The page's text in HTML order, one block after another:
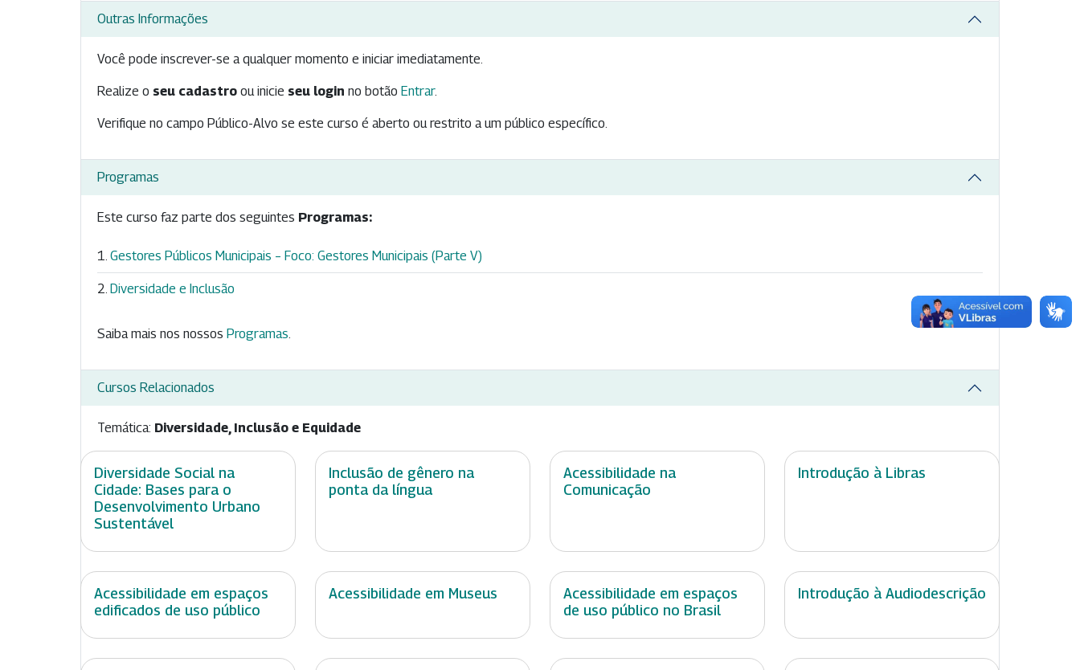
Outras Informações
Você pode inscrever-se a qualquer momento e iniciar imediatamente.
Realize o seu cadastro ou inicie seu login no botão Entrar.
Verifique no campo Público-Alvo se este curso é aberto ou restrito a um público específico.
Programas
Este curso faz parte dos seguintes Programas:
Gestores Públicos Municipais – Foco: Gestores Municipais (Parte V)
Diversidade e Inclusão
Saiba mais nos nossos Programas
Cursos Relacionados
Temática: Diversidade, Inclusão e Equidade
Diversidade Social na
Cidade: Bases para o
Desenvolvimento Urbano
Sustentável
Inclusão de gênero na
ponta da língua
Acessibilidade na
Comunicação
Introdução à Libras
Acessibilidade em espaços
edificados de uso público
Acessibilidade em Museus
Acessibilidade em espaços
de uso público no Brasil
Introdução à Audiodescrição